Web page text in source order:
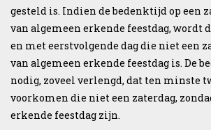
gesteld is. Indien de bedenktijd op een
van algemeen erkende feestdag, wordt
en met eerstvolgende dag die niet een
van algemeen erkende feestdag is. De
nodig, zoveel verlengd, dat ten minste
voorkomen die niet een zaterdag,
erkende feestdag zijn.